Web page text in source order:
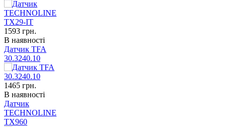
1593 грн.
В наявності
Датчик TFA
30.3240.10
1465 грн.
В наявності
Датчик
TECHNOLINE
TX960